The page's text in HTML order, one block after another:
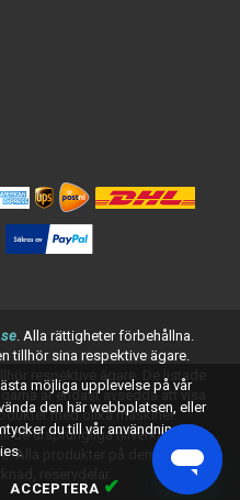
. Alla rättigheter förbehållna.
tillhör sina respektive ägare.
respektive ägare. De listade
är endast avsedda att visa
med olika maskiner.
de ursprungliga tillverkarna av
Alla produkter på denna sida är
möjliga upplevelse på vår
den här webbplatsen, eller
du till vår användning av
ACCEPTERA ✔